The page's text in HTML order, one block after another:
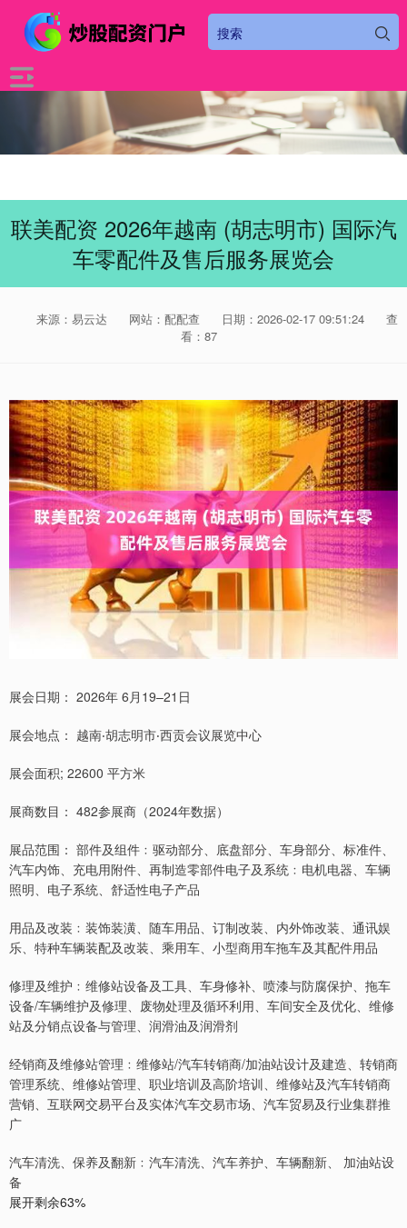
联美配资 2026年越南 (胡志明市) 国际汽
车零配件及售后服务展览会
来源：易云达 网站：配配查 日期：2026-02-17 09:51:24
查
看：87
展会日期： 2026年 6月19–21日
展会地点： 越南‧胡志明市‧西贡会议展览中心
展会面积; 22600 平方米
展商数目： 482参展商（2024年数据）
展品范围： 部件及组件﹕驱动部分、底盘部分、车身部分、标准件、
汽车内饰、充电用附件、再制造零部件电子及系统﹕电机电器、车辆
照明、电子系统、舒适性电子产品
用品及改装﹕装饰装潢、随车用品、订制改装、内外饰改装、通讯娱
乐、特种车辆装配及改装、乘用车、小型商用车拖车及其配件用品
修理及维护﹕维修站设备及工具、车身修补、喷漆与防腐保护、拖车
设备/车辆维护及修理、废物处理及循环利用、车间安全及优化、维修
站及分销点设备与管理、润滑油及润滑剂
经销商及维修站管理﹕维修站/汽车转销商/加油站设计及建造、转销商
管理系统、维修站管理、职业培训及高阶培训、维修站及汽车转销商
营销、互联网交易平台及实体汽车交易市场、汽车贸易及行业集群推
广
汽车清洗、保养及翻新﹕汽车清洗、汽车养护、车辆翻新、 加油站设
备
展开剩余63%